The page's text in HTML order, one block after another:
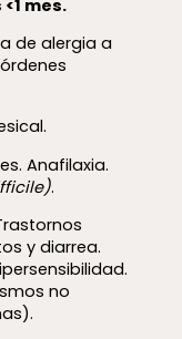
mes.
de alergia a
Anafilaxia.
.
y diarrea.
no